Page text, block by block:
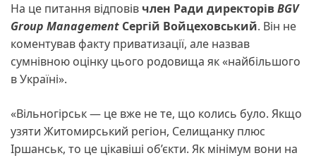
На це питання відповів член Ради директорівBGV
Group Management Сергій Войцеховський. Він не
коментував факту приватизації, але назвав
сумнівною оцінку цього родовища як «найбільшого
в Україні».
«Вільногірськ — це вже не те, що колись було. Якщо
узяти Житомирський регіон, Селищанку плюс
Іршанськ, то це цікавіші об’єкти. Як мінімум вони на